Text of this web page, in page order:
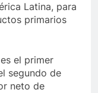
Latina, para
primarios
el primer
segundo de
neto de